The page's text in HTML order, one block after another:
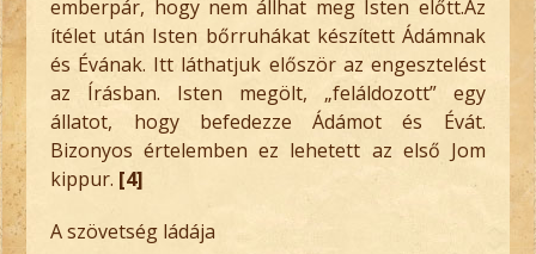
emberpár, hogy nem állhat meg Isten előtt.Az
ítélet után Isten bőrruhákat készített Ádámnak
és Évának. Itt láthatjuk először az engesztelést
az Írásban. Isten megölt, „feláldozott” egy
állatot, hogy befedezze Ádámot és Évát.
Bizonyos értelemben ez lehetett az első Jom
kippur. [4]
A szövetség ládája